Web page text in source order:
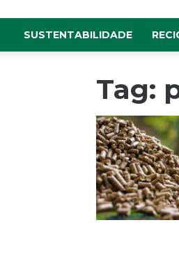
SUSTENTABILIDADE
Tag: